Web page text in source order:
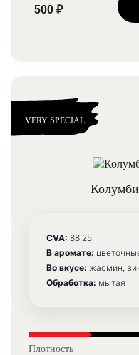
500 ₽
VERY SPECIAL
CVA: 88,25
В аромате:
Во вкусе: жасмин,
Обработка: мытая
Плотность